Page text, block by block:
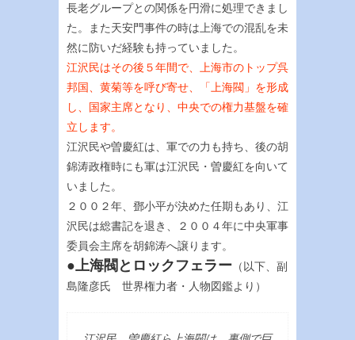
長老グループとの関係を円滑に処理できまし
た。また天安門事件の時は上海での混乱を未
然に防いだ経験も持っていました。
江沢民はその後５年間で、上海市のトップ呉
邦国、黄菊等を呼び寄せ、「上海閥」を形成
し、国家主席となり、中央での権力基盤を確
立します。
江沢民や曽慶紅は、軍での力も持ち、後の胡
錦涛政権時にも軍は江沢民・曽慶紅を向いて
いました。
２００２年、鄧小平が決めた任期もあり、江
沢民は総書記を退き、２００４年に中央軍事
委員会主席を胡錦涛へ譲ります。
●上海閥とロックフェラー （以下、副
島隆彦氏 世界権力者・人物図鑑より）